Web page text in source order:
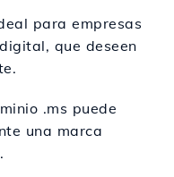
para empresas
que deseen
.ms puede
una marca